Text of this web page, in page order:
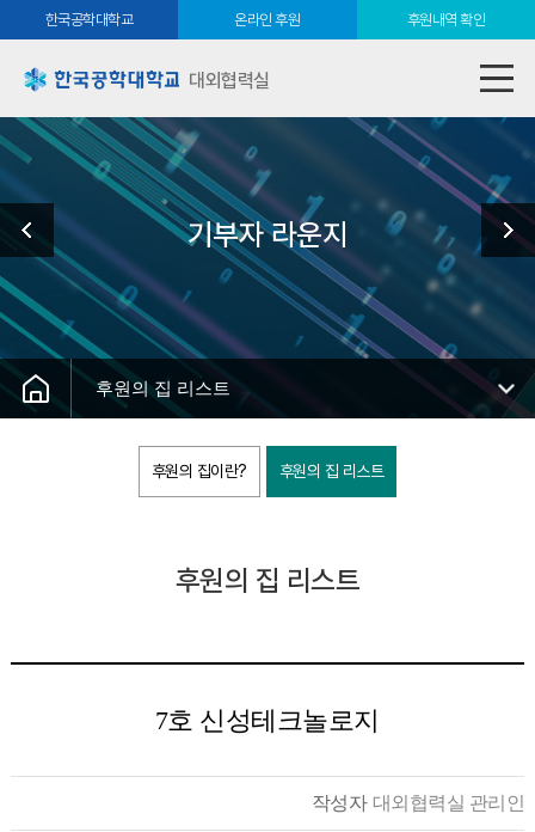
한국공학대학교 온라인 후원 후원내역 확인
대외협력실
기부자 라운지
후원의 집 리스트
후원의 집이란? 후원의 집 리스트
후원의 집 리스트
7호 신성테크놀로지
작성자 대외협력실 관리인